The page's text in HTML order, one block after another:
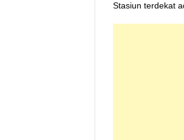
Stasiun terdekat